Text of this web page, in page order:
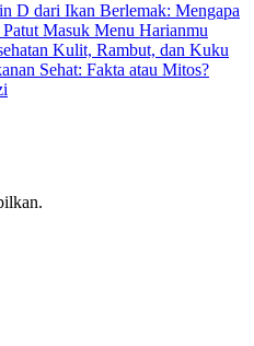
D dari Ikan Berlemak: Mengapa
Masuk Menu Harianmu
Kulit, Rambut, dan Kuku
Sehat: Fakta atau Mitos?